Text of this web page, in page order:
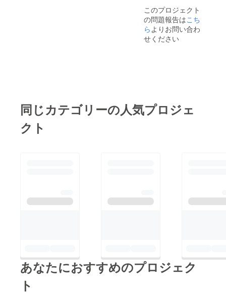
点。これからも、皆さ
す。
たいけ
ど、や
り方が
わから
ない初
サービ
スを広
れてい
ない方
ちゃん
と届け
okでの
フィー
ド投稿
（メン
ション
いサー
ビスや
応援し
てもら
自信が
ない ●
フィー
ドバッ
ク（投
稿添
削・戦
の分解
分析 ・
能やト
レンド
10月〜
2026年
的に認
知を一
気に拡
大した
い方 ・
を集め
たい方
の権威
性・信
で2回ず
つ号外
このプロジェクト
の問題報告はこち
らよりお問い合わ
せください
同じカテゴリーの人気プロジェ
クト
あなたにおすすめのプロジェク
ト